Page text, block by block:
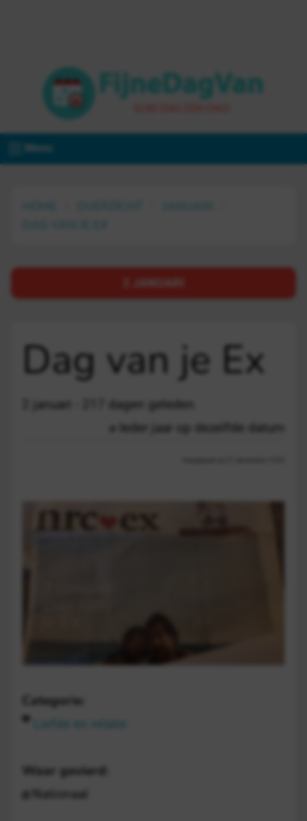
Menu
Dag van je Ex
2 januari - 217 dagen geleden
Ieder jaar op dezelfde datum
Categorie:
Waar gevierd:
Nationaal